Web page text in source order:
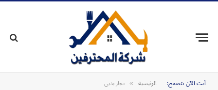
أنت الآن تتصفح: الرئيسية » نجار بدبى